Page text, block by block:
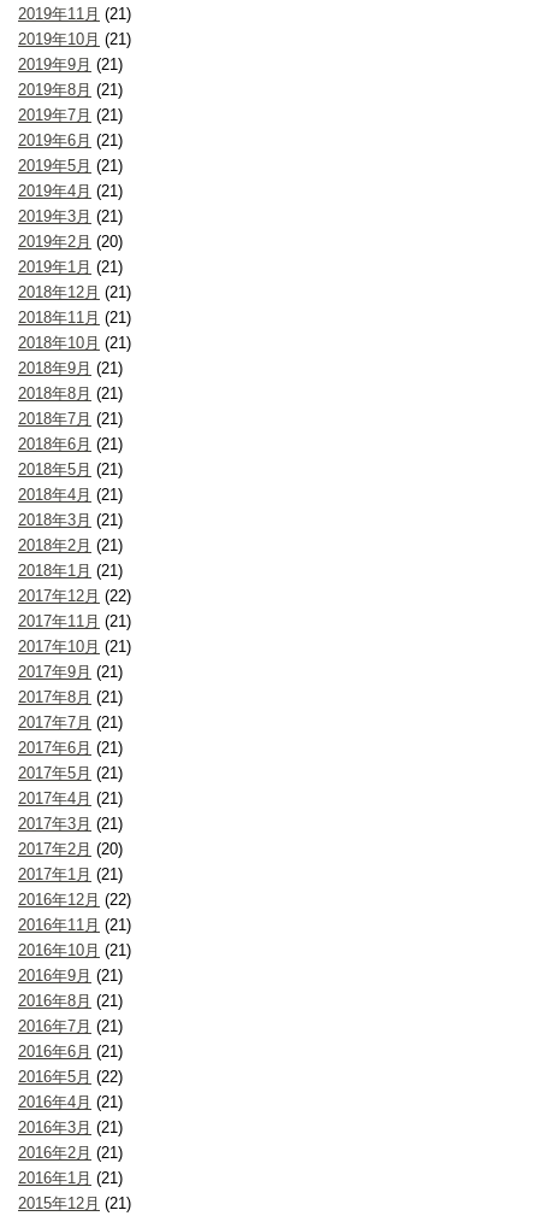
2019年11月 (21)
2019年10月 (21)
2019年9月 (21)
2019年8月 (21)
2019年7月 (21)
2019年6月 (21)
2019年5月 (21)
2019年4月 (21)
2019年3月 (21)
2019年2月 (20)
2019年1月 (21)
2018年12月 (21)
2018年11月 (21)
2018年10月 (21)
2018年9月 (21)
2018年8月 (21)
2018年7月 (21)
2018年6月 (21)
2018年5月 (21)
2018年4月 (21)
2018年3月 (21)
2018年2月 (21)
2018年1月 (21)
2017年12月 (22)
2017年11月 (21)
2017年10月 (21)
2017年9月 (21)
2017年8月 (21)
2017年7月 (21)
2017年6月 (21)
2017年5月 (21)
2017年4月 (21)
2017年3月 (21)
2017年2月 (20)
2017年1月 (21)
2016年12月 (22)
2016年11月 (21)
2016年10月 (21)
2016年9月 (21)
2016年8月 (21)
2016年7月 (21)
2016年6月 (21)
2016年5月 (22)
2016年4月 (21)
2016年3月 (21)
2016年2月 (21)
2016年1月 (21)
2015年12月 (21)